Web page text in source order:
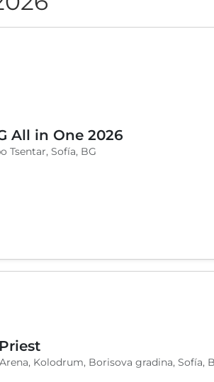
Con 2026
Tsentar, Sofía, BG